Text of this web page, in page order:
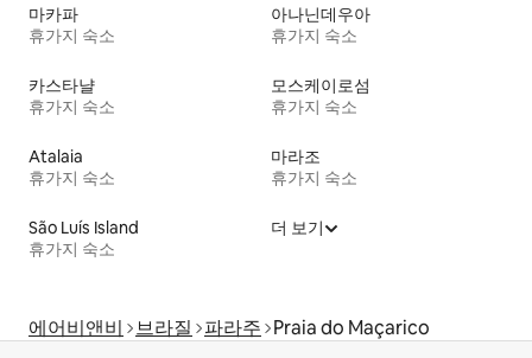
마카파
휴가지 숙소
아나닌데우아
휴가지 숙소
카스타냘
휴가지 숙소
모스케이로섬
휴가지 숙소
Atalaia
휴가지 숙소
마라조
휴가지 숙소
São Luís Island
휴가지 숙소
더 보기
에어비앤비 브라질 파라주 Praia do Maçarico